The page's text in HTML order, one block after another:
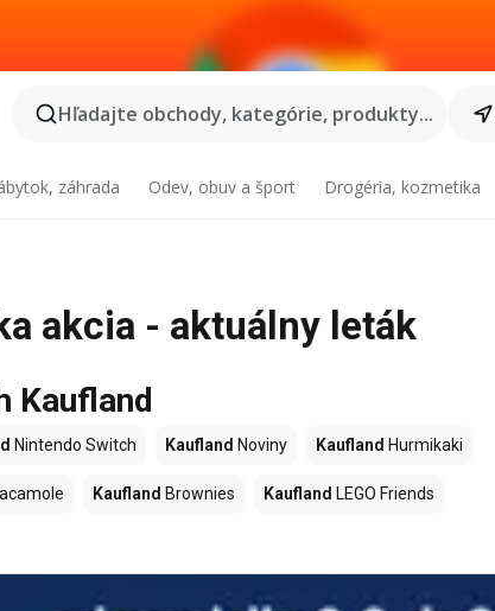
Hľadajte obchody, kategórie, produkty...
záhrada Odev, obuv a šport Drogéria, kozmetika
akcia - aktuálny leták
Kaufland
Nintendo Switch Kaufland Noviny Kaufland Hurmikaki
Kaufland Brownies Kaufland LEGO Friends